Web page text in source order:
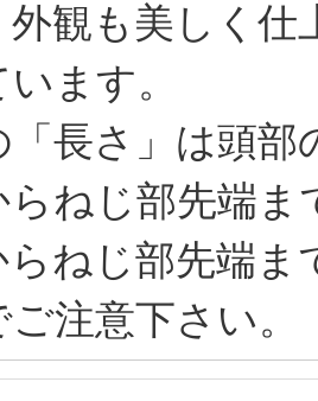
外観も美しく仕
ます。
「長さ」は頭部
らねじ部先端
らねじ部先端ま
注意下さい。